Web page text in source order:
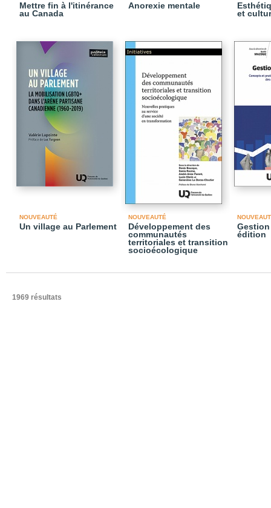
Mettre fin à l'itinérance
au Canada
Anorexie mentale
et
NOUVEAUTÉ
Un village au Parlement
NOUVEAUTÉ
Développement des
communautés
territoriales et transition
socioécologique
édition
1969 résultats